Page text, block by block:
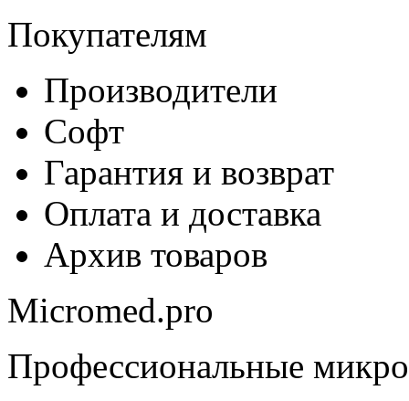
Покупателям
Производители
Софт
Гарантия и возврат
Оплата и доставка
Архив товаров
Micromed.pro
Профессиональные